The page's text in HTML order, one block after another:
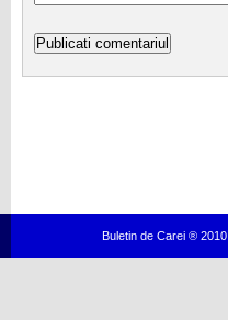
Buletin de Carei ®